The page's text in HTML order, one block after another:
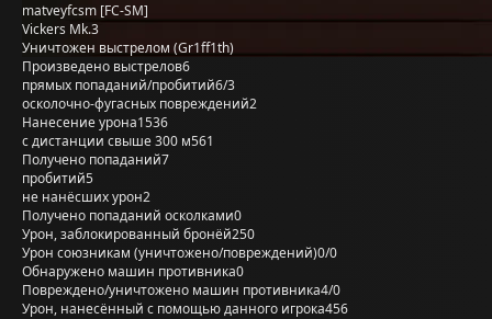
matveyfcsm [FC-SM]
Vickers Mk.3
Уничтожен выстрелом (Gr1ff1th)
Произведено выстрелов6
прямых попаданий/пробитий6/3
осколочно-фугасных повреждений2
Нанесение урона1536
с дистанции свыше 300 м561
Получено попаданий7
пробитий5
не нанёсших урон2
Получено попаданий осколками0
Урон, заблокированный бронёй250
Урон союзникам (уничтожено/повреждений)0/0
Обнаружено машин противника0
Повреждено/уничтожено машин противника4/0
Урон, нанесённый с помощью данного игрока456